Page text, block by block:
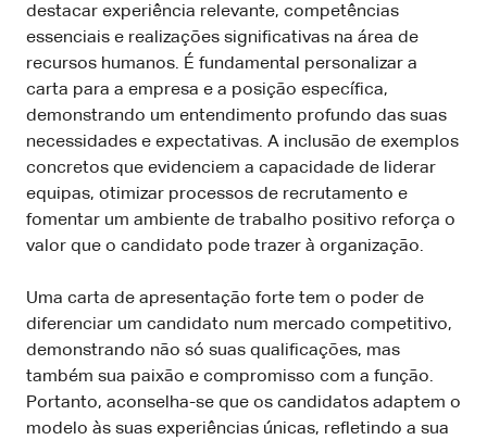
destacar experiência relevante, competências
essenciais e realizações significativas na área de
recursos humanos. É fundamental personalizar a
carta para a empresa e a posição específica,
demonstrando um entendimento profundo das suas
necessidades e expectativas. A inclusão de exemplos
concretos que evidenciem a capacidade de liderar
equipas, otimizar processos de recrutamento e
fomentar um ambiente de trabalho positivo reforça o
valor que o candidato pode trazer à organização.
Uma carta de apresentação forte tem o poder de
diferenciar um candidato num mercado competitivo,
demonstrando não só suas qualificações, mas
também sua paixão e compromisso com a função.
Portanto, aconselha-se que os candidatos adaptem o
modelo às suas experiências únicas, refletindo a sua